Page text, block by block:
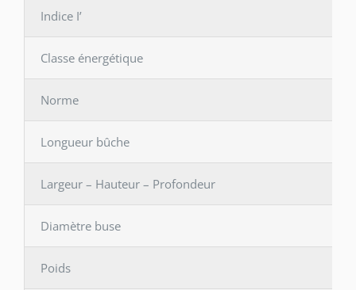
Indice I’
Classe énergétique
Norme
Longueur bûche
Largeur – Hauteur – Profondeur
Diamètre buse
Poids